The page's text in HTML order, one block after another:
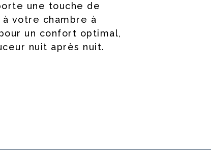
une touche de
votre chambre à
un confort optimal,
nuit après nuit.